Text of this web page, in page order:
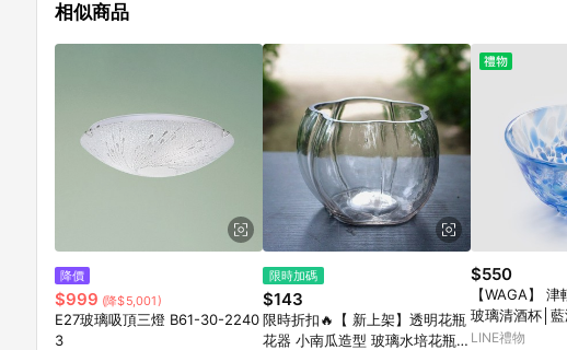
使用規則請以點數紅包活動說明為準。 11. 若於 LINE 購物前往 Pinkoi 頁面後才
相似商品
降價
$999 (降$5,001)
E27玻璃吸頂三燈 B61-30-2240
3
限時加碼
$143
限時折扣🔥【 新上架】透明花瓶
花器 小南瓜造型 玻璃水培花瓶
$550
【WAGA】
玻璃清酒杯│
LINE禮物